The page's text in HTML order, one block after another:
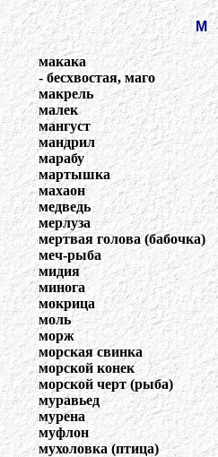
М
макака
- бесхвостая, маго
макрель
малек
мангуст
мандрил
марабу
мартышка
махаон
медведь
мерлуза
мертвая голова (бабочка)
меч-рыба
мидия
минога
мокрица
моль
морж
морская свинка
морской конек
морской черт (рыба)
муравьед
мурена
муфлон
мухоловка (птица)